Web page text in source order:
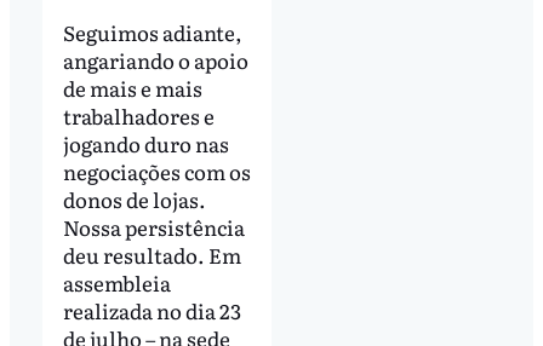
Seguimos adiante,
angariando o apoio
de mais e mais
trabalhadores e
jogando duro nas
negociações com os
donos de lojas.
Nossa persistência
deu resultado. Em
assembleia
realizada no dia 23
de julho – na sede